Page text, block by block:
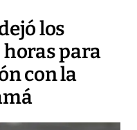
los
horas para
con la